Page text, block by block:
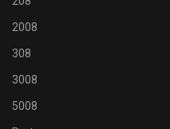
2008
308
3008
5008